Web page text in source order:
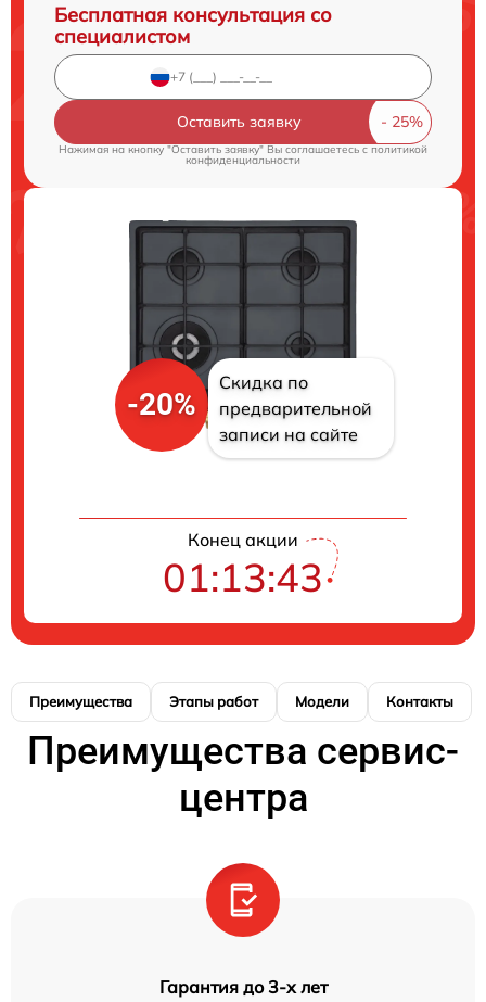
Бесплатная консультация со
специалистом
Оставить заявку
Нажимая на кнопку "Оставить заявку" Вы соглашаетесь cполитикой
конфиденциальности
-20%
Скидка по
предварительной
записи на сайте
Конец акции
01:13:42
Преимущества Этапы работ Модели Контакты
Преимущества сервис-
центра
Гарантия до 3-х лет